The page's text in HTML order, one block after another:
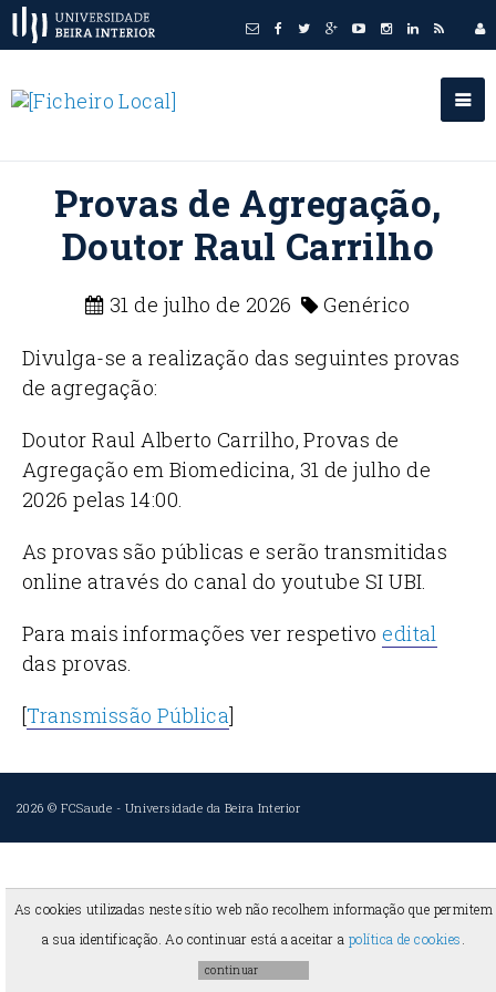
Provas de Agregação,
Doutor Raul Carrilho
31 de julho de 2026
Genérico
Divulga-se a realização das seguintes provas
de agregação:
Doutor Raul Alberto Carrilho, Provas de
Agregação em Biomedicina, 31 de julho de
2026 pelas 14:00.
As provas são públicas e serão transmitidas
online através do canal do youtube SI UBI.
Para mais informações ver respetivoedital
das provas.
[Transmissão Pública]
As cookies utilizadas neste sítio web não recolhem informação que permitem
a sua identificação. Ao continuar está a aceitar a política de cookies
2026 ©FCSaude - Universidade da Beira Interior